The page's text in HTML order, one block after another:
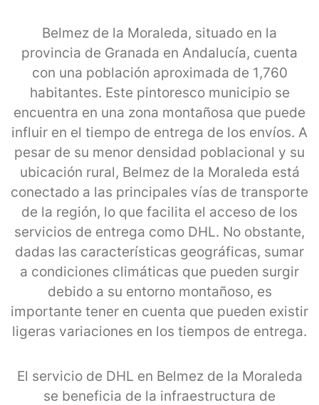
Belmez de la Moraleda, situado en la
provincia de Granada en Andalucía, cuenta
con una población aproximada de 1,760
habitantes. Este pintoresco municipio se
encuentra en una zona montañosa que puede
influir en el tiempo de entrega de los envíos. A
pesar de su menor densidad poblacional y su
ubicación rural, Belmez de la Moraleda está
conectado a las principales vías de transporte
de la región, lo que facilita el acceso de los
servicios de entrega como DHL. No obstante,
dadas las características geográficas, sumar
a condiciones climáticas que pueden surgir
debido a su entorno montañoso, es
importante tener en cuenta que pueden existir
ligeras variaciones en los tiempos de entrega.
El servicio de DHL en Belmez de la Moraleda
se beneficia de la infraestructura de